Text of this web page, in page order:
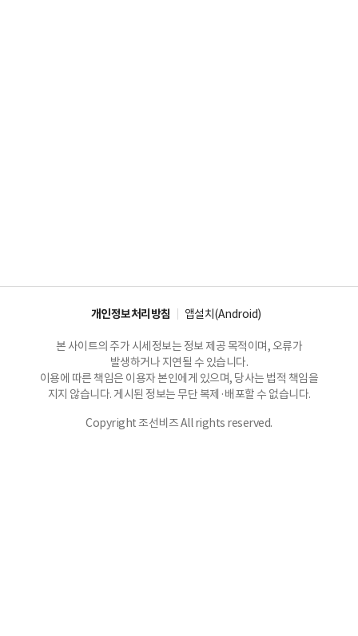
개인정보처리방침 앱설치(Android)
본 사이트의 주가 시세정보는 정보 제공 목적이며, 오류가
발생하거나 지연될 수 있습니다.
이용에 따른 책임은 이용자 본인에게 있으며, 당사는 법적 책임을
지지 않습니다. 게시된 정보는 무단 복제·배포할 수 없습니다.
Copyright 조선비즈 All rights reserved.